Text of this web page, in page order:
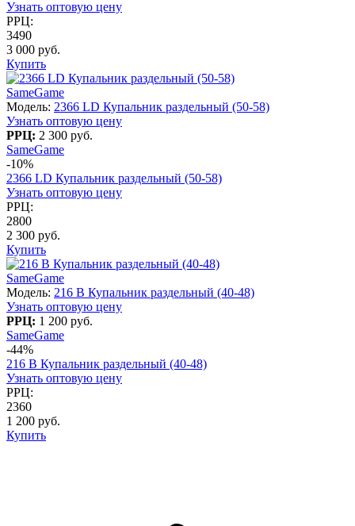
Узнать оптовую цену
РРЦ:
3490
3 000 руб.
Купить
SameGame
Модель: 2366 LD Купальник раздельный (50-58)
Узнать оптовую цену
РРЦ: 2 300 руб.
SameGame
-10%
2366 LD Купальник раздельный (50-58)
Узнать оптовую цену
РРЦ:
2800
2 300 руб.
Купить
SameGame
Модель: 216 B Купальник раздельный (40-48)
Узнать оптовую цену
РРЦ: 1 200 руб.
SameGame
-44%
216 B Купальник раздельный (40-48)
Узнать оптовую цену
РРЦ:
2360
1 200 руб.
Купить